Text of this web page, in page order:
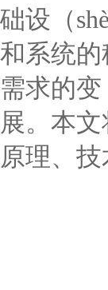
础设（
和系统
需求的
展。本
原理、